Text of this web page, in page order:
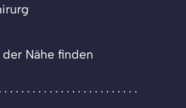
Nähe finden